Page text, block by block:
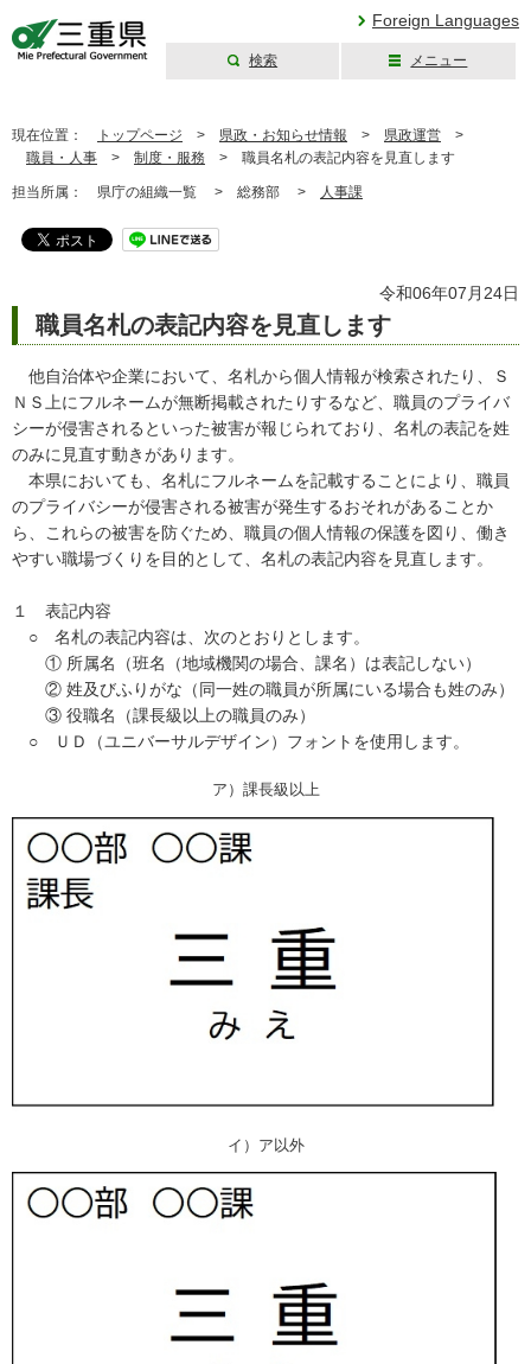
Foreign Languages
検索 メニュー
現在位置： トップページ > 県政・お知らせ情報 > 県政運営 >
職員・人事 > 制度・服務 > 職員名札の表記内容を見直します
担当所属： 県庁の組織一覧 > 総務部 > 人事課
令和06年07月24日
職員名札の表記内容を見直します
他自治体や企業において、名札から個人情報が検索されたり、Ｓ
ＮＳ上にフルネームが無断掲載されたりするなど、職員のプライバ
シーが侵害されるといった被害が報じられており、名札の表記を姓
のみに見直す動きがあります。
本県においても、名札にフルネームを記載することにより、職員
のプライバシーが侵害される被害が発生するおそれがあることか
ら、これらの被害を防ぐため、職員の個人情報の保護を図り、働き
やすい職場づくりを目的として、名札の表記内容を見直します。
１ 表記内容
○ 名札の表記内容は、次のとおりとします。
① 所属名（班名（地域機関の場合、課名）は表記しない）
② 姓及びふりがな（同一姓の職員が所属にいる場合も姓のみ）
③ 役職名（課長級以上の職員のみ）
○ ＵＤ（ユニバーサルデザイン）フォントを使用します。
ア）課長級以上
イ）ア以外